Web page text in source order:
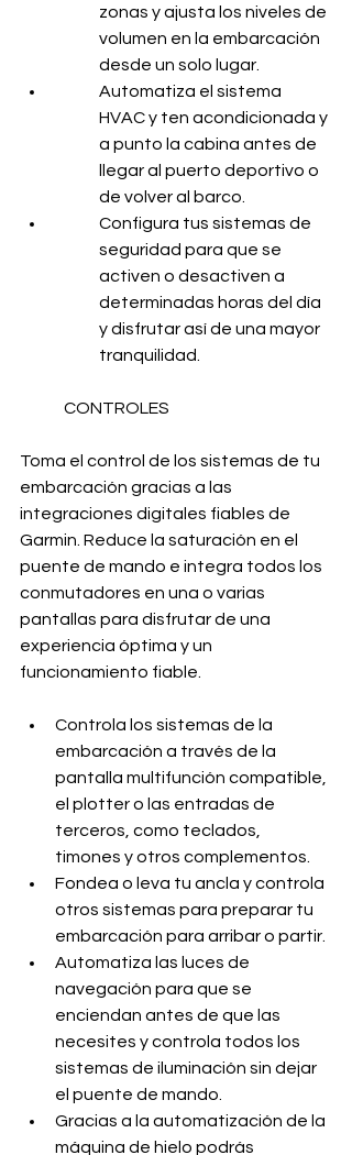
zonas y ajusta los niveles de
volumen en la embarcación
desde un solo lugar.
Automatiza el sistema
HVAC y ten acondicionada y
a punto la cabina antes de
llegar al puerto deportivo o
de volver al barco.
Configura tus sistemas de
seguridad para que se
activen o desactiven a
determinadas horas del día
y disfrutar así de una mayor
tranquilidad.
CONTROLES
Toma el control de los sistemas de tu
embarcación gracias a las
integraciones digitales fiables de
Garmin. Reduce la saturación en el
puente de mando e integra todos los
conmutadores en una o varias
pantallas para disfrutar de una
experiencia óptima y un
funcionamiento fiable.
Controla los sistemas de la
embarcación a través de la
pantalla multifunción compatible,
el plotter o las entradas de
terceros, como teclados,
timones y otros complementos.
Fondea o leva tu ancla y controla
otros sistemas para preparar tu
embarcación para arribar o partir.
Automatiza las luces de
navegación para que se
enciendan antes de que las
necesites y controla todos los
sistemas de iluminación sin dejar
el puente de mando.
Gracias a la automatización de la
máquina de hielo podrás